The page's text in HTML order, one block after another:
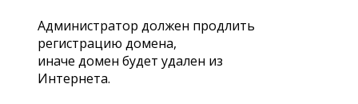
Администратор должен продлить
регистрацию домена,
иначе домен будет удален из
Интернета.